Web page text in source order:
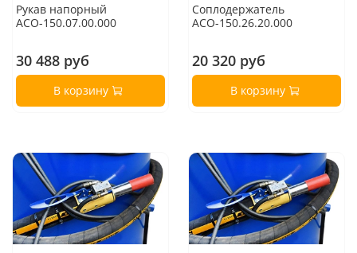
Рукав напорный
АСО-150.07.00.000
30 488 руб
В корзину
Соплодержатель
АСО-150.26.20.000
20 320 руб
В корзину